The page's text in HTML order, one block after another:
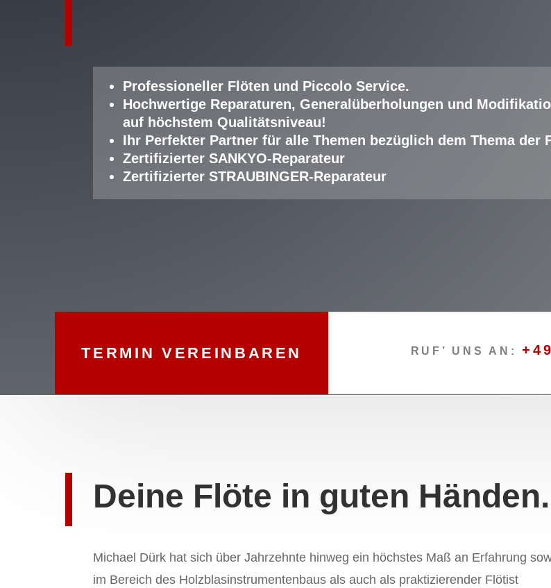
Professioneller Flöten und Piccolo Service.
Hochwertige Reparaturen, Generalüberholungen und
auf höchstem Qualitätsniveau!
Ihr Perfekter Partner für alle Themen bezüglich dem Thema der
Zertifizierter SANKYO-Reparateur
Zertifizierter STRAUBINGER-Reparateur
TERMIN VEREINBAREN RUF’ UNS AN:
Deine Flöte in guten Händen.
Michael Dürk hat sich über Jahrzehnte hinweg ein höchstes Maß an Erfahrung
im Bereich des Holzblasinstrumentenbaus als auch als praktizierender Flötist